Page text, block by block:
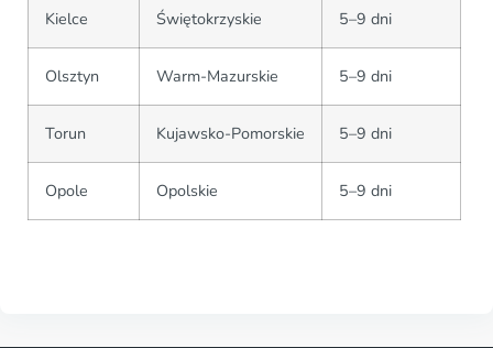
Kielce Świętokrzyskie 5–9 dni
Olsztyn Warm-Mazurskie 5–9 dni
Torun Kujawsko-Pomorskie 5–9 dni
Opole Opolskie 5–9 dni